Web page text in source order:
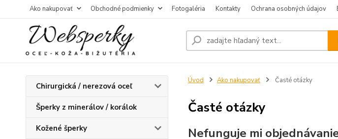
Ako nakupovať Obchodné podmienky Fotogaléria Kontakty Ochrana osobných údajov
Chirurgická / nerezová oceľ
Šperky z minerálov / korálok
Kožené šperky
Úvod Ako nakupovať Časté otázky
Časté otázky
Nefunguje mi